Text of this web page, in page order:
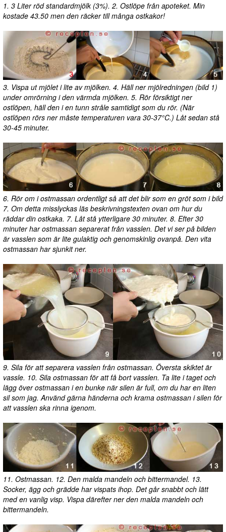
1. 3 Liter röd standardmjölk (3%). 2. Ostlöpe från apoteket. Min
kostade 43.50 men den räcker till många ostkakor!
3. Vispa ut mjölet i lite av mjölken. 4. Häll ner mjölredningen (bild 1)
under omrörning i den värmda mjölken. 5. Rör försiktigt ner
ostlöpen, häll den i en tunn stråle samtidigt som du rör. (När
ostlöpen rörs ner måste temperaturen vara 30-37°C.) Låt sedan stå
30-45 minuter.
6. Rör om i ostmassan ordentligt så att det blir som en gröt som i bild
7. Om detta misslyckas läs beskrivningstexten ovan om hur du
räddar din ostkaka. 7. Låt stå ytterligare 30 minuter. 8. Efter 30
minuter har ostmassan separerat från vasslen. Det vi ser på bilden
är vasslen som är lite gulaktig och genomskinlig ovanpå. Den vita
ostmassan har sjunkit ner.
9. Sila för att separera vasslen från ostmassan. Översta skiktet är
vassle. 10. Sila ostmassan för att få bort vasslen. Ta lite i taget och
lägg över ostmassan i en bunke när silen är full, om du har en liten
sil som jag. Använd gärna händerna och krama ostmassan i silen för
att vasslen ska rinna igenom.
11. Ostmassan. 12. Den malda mandeln och bittermandel. 13.
Socker, ägg och grädde har vispats ihop. Det går snabbt och lätt
med en vanlig visp. Vispa därefter ner den malda mandeln och
bittermandeln.